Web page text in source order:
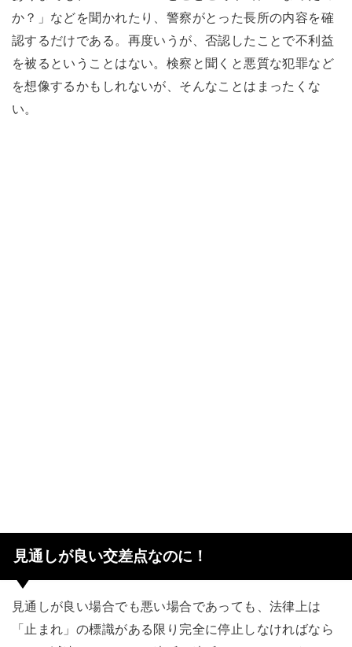
か？」などを聞かれたり、警察がとった長所の内容を確
認するだけである。再度いうが、否認したことで不利益
を被るということはない。検察と聞くと悪質な犯罪など
を想像するかもしれないが、そんなことはまったくな
い。
見通しが良い交差点なのに！
見通しが良い場合でも悪い場合であっても、法律上は
「止まれ」の標識がある限り完全に停止しなければなら